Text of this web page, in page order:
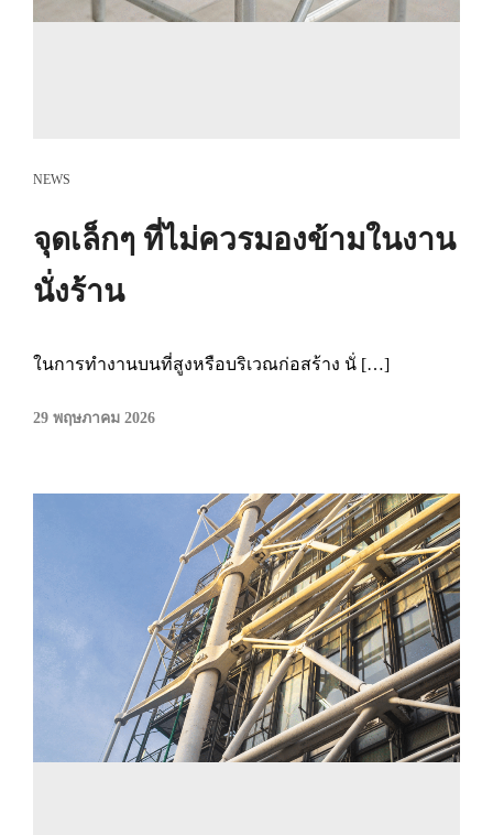
NEWS
จุดเล็กๆ ที่ไม่ควรมองข้ามในงาน
นั่งร้าน
ในการทำงานบนที่สูงหรือบริเวณก่อสร้าง นั่ […]
29 พฤษภาคม 2026